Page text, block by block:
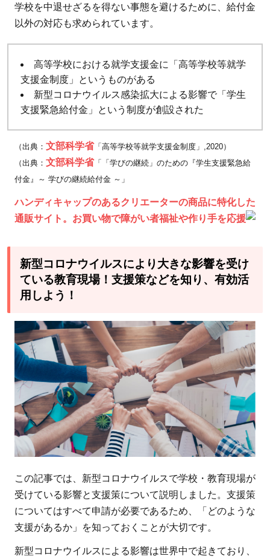
学校を中退せざるを得ない事態を避けるために、給付金
以外の対応も求められています。
高等学校における就学支援金に「高等学校等就学
支援金制度」というものがある
新型コロナウイルス感染拡大による影響で「学生
支援緊急給付金」という制度が創設された
（出典： 文部科学省「高等学校等就学支援金制度」,2020）
（出典： 文部科学省「「学びの継続」のための『学生支援緊急給
付金』～ 学びの継続給付金 ～」
ハンディキャップのあるクリエーターの商品に特化した
通販サイト。お買い物で障がい者福祉や作り手を応援
新型コロナウイルスにより大きな影響を受け
ている教育現場！支援策などを知り、有効活
用しよう！
この記事では、新型コロナウイルスで学校・教育現場が
受けている影響と支援策について説明しました。支援策
についてはすべて申請が必要であるため、「どのような
支援があるか」を知っておくことが大切です。
新型コロナウイルスによる影響は世界中で起きており、